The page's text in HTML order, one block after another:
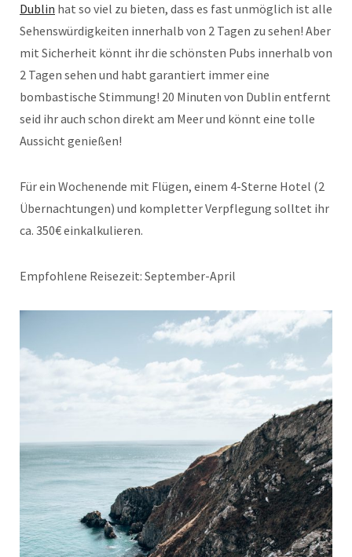
Dublin hat so viel zu bieten, dass es fast unmöglich ist alle
Sehenswürdigkeiten innerhalb von 2 Tagen zu sehen! Aber
mit Sicherheit könnt ihr die schönsten Pubs innerhalb von
2 Tagen sehen und habt garantiert immer eine
bombastische Stimmung! 20 Minuten von Dublin entfernt
seid ihr auch schon direkt am Meer und könnt eine tolle
Aussicht genießen!
Für ein Wochenende mit Flügen, einem 4-Sterne Hotel (2
Übernachtungen) und kompletter Verpflegung solltet ihr
ca. 350€ einkalkulieren.
Empfohlene Reisezeit: September-April